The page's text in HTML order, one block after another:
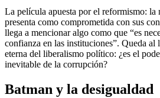
La película apuesta por el reformismo: la
presenta como comprometida con sus
llega a mencionar algo como que “es
confianza en las instituciones”. Queda al
eterna del liberalismo político: ¿es el
inevitable de la corrupción?
Batman y la desigualdad